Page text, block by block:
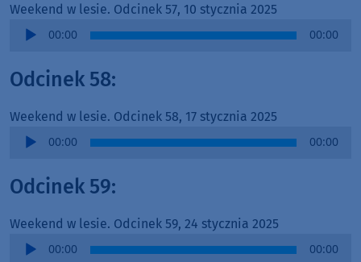
Weekend w lesie. Odcinek 57, 10 stycznia 2025
Audio
00:00 00:00
Odcinek 58:
Weekend w lesie. Odcinek 58, 17 stycznia 2025
Audio
00:00 00:00
Odcinek 59:
Weekend w lesie. Odcinek 59, 24 stycznia 2025
Audio
00:00 00:00